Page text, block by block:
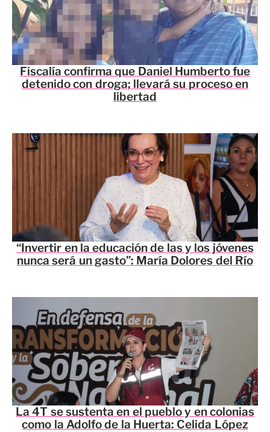
Fiscalía confirma que Daniel Humberto fue
detenido con droga; llevará su proceso en
libertad
“Invertir en la educación de las y los jóvenes
nunca será un gasto”: María Dolores del Río
La 4T se sustenta en el pueblo y en colonias
como la Adolfo de la Huerta: Celida López